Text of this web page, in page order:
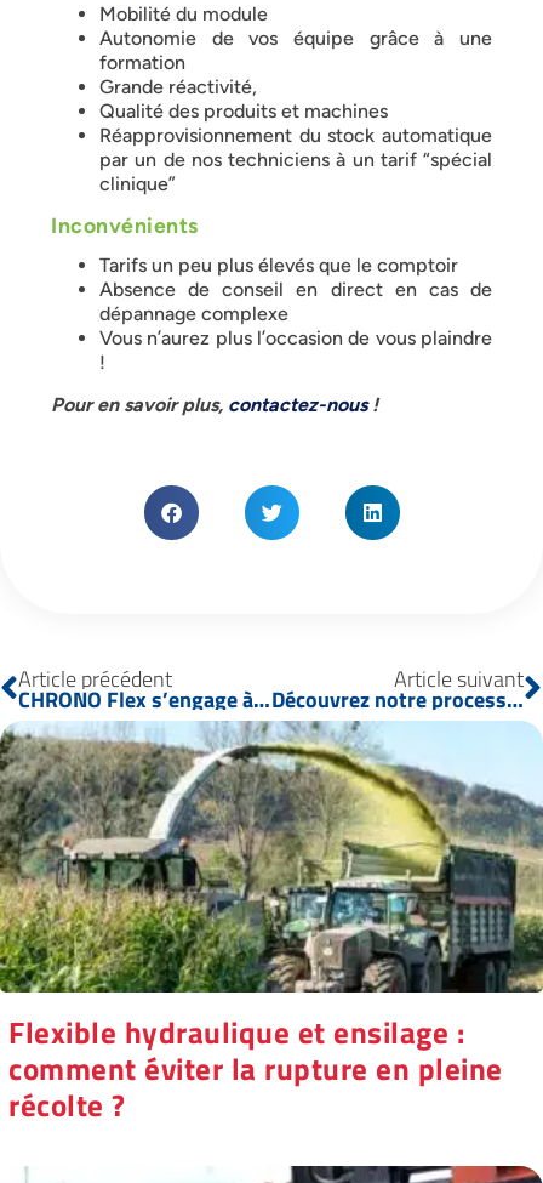
Mobilité du module
Autonomie de vos équipe grâce à une
formation
Grande réactivité,
Qualité des produits et machines
Réapprovisionnement du stock automatique
par un de nos techniciens à un tarif “spécial
clinique”
Inconvénients
Tarifs un peu plus élevés que le comptoir
Absence de conseil en direct en cas de
dépannage complexe
Vous n’aurez plus l’occasion de vous plaindre
!
Pour en savoir plus, contactez-nous!
Article précédent
CHRONO Flex s’engage à nouveau avec Planète Urgence
Article suivant
Découvrez notre processus de gestion
Flexible hydraulique et ensilage :
comment éviter la rupture en pleine
récolte ?